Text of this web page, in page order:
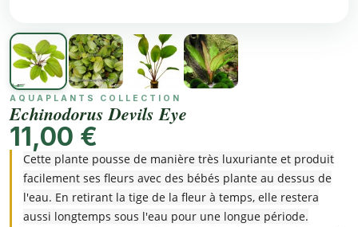
AQUAPLANTS COLLECTION
Echinodorus Devils Eye
11,00 €
Cette plante pousse de manière très luxuriante et produit
facilement ses fleurs avec des bébés plante au dessus de
l'eau. En retirant la tige de la fleur à temps, elle restera
aussi longtemps sous l'eau pour une longue période.